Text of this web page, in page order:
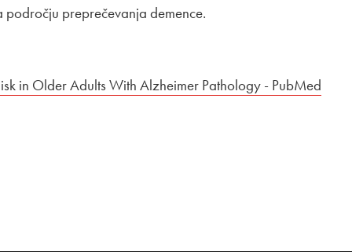
preprečevanja demence.
in Older Adults With Alzheimer Pathology - PubMed